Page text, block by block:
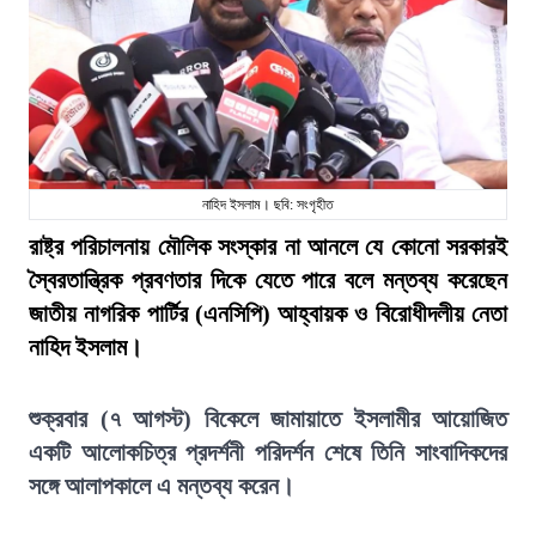
নাহিদ ইসলাম। ছবি: সংগৃহীত
রাষ্ট্র পরিচালনায় মৌলিক সংস্কার না আনলে যে কোনো সরকারই
স্বৈরতান্ত্রিক প্রবণতার দিকে যেতে পারে বলে মন্তব্য করেছেন
জাতীয় নাগরিক পার্টির (এনসিপি) আহ্বায়ক ও বিরোধীদলীয় নেতা
নাহিদ ইসলাম।
শুক্রবার (৭ আগস্ট) বিকেলে জামায়াতে ইসলামীর আয়োজিত
একটি আলোকচিত্র প্রদর্শনী পরিদর্শন শেষে তিনি সাংবাদিকদের
সঙ্গে আলাপকালে এ মন্তব্য করেন।